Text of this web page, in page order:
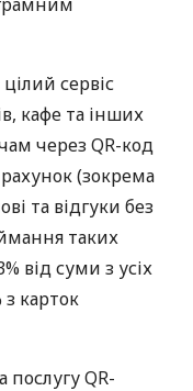
сервіс
кафе та інших
через QR-код
(зокрема
та відгуки без
таких
від суми з усіх
з карток
послугу QR-